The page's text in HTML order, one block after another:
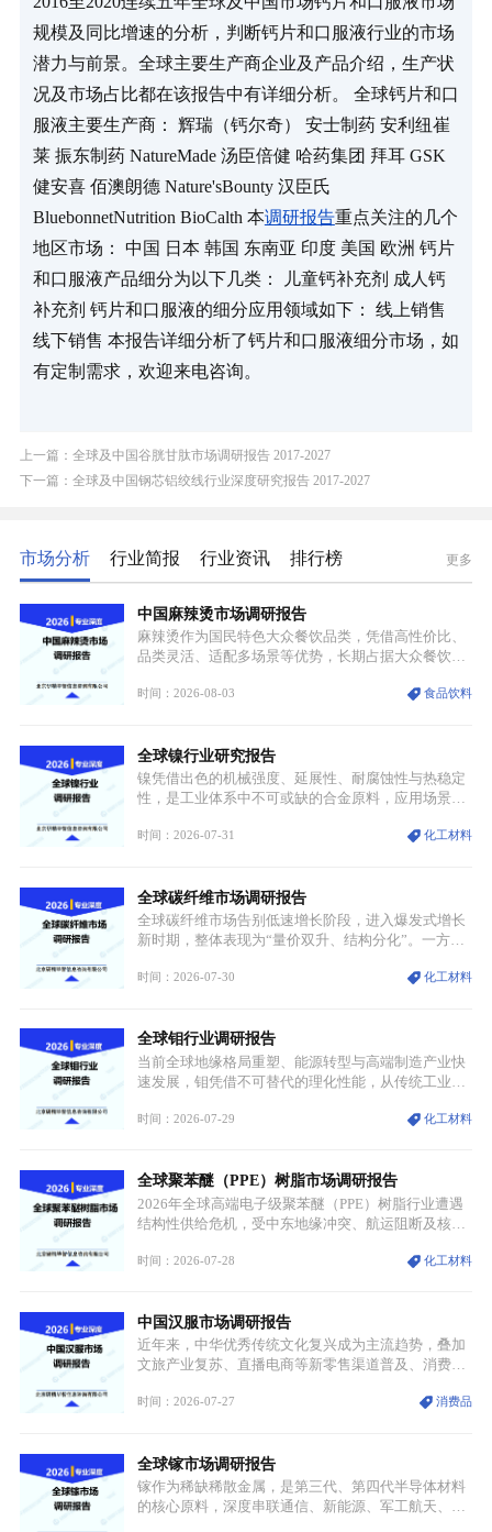
规模及同比增速的分析，判断钙片和口服液行业的市场
潜力与前景。全球主要生产商企业及产品介绍，生产状
况及市场占比都在该报告中有详细分析。 全球钙片和口
服液主要生产商： 辉瑞（钙尔奇） 安士制药 安利纽崔
莱 振东制药 NatureMade 汤臣倍健 哈药集团 拜耳 GSK
健安喜 佰澳朗德 Nature'sBounty 汉臣氏
BluebonnetNutrition BioCalth 本调研报告重点关注的几个
地区市场： 中国 日本 韩国 东南亚 印度 美国 欧洲 钙片
和口服液产品细分为以下几类： 儿童钙补充剂 成人钙
补充剂 钙片和口服液的细分应用领域如下： 线上销售
线下销售 本报告详细分析了钙片和口服液细分市场，如
有定制需求，欢迎来电咨询。
上一篇：全球及中国谷胱甘肽市场调研报告 2017-2027
下一篇：全球及中国钢芯铝绞线行业深度研究报告 2017-2027
市场分析 行业简报 行业资讯 排行榜 更多
中国麻辣烫市场调研报告
麻辣烫作为国民特色大众餐饮品类，凭借高性价比、
品类灵活、适配多场景等优势，长期占据大众餐饮重
型，叠加消费需求升级、线上流量变革、新零售业态
特点，在消费、创业、政策、技术多重驱动下，依旧
具备强劲的发展活力。
时间：2026-08-03 食品饮料
全球镍行业研究报告
镍凭借出色的机械强度、延展性、耐腐蚀性与热稳定
性，是工业体系中不可或缺的合金原料，应用场景横
用价值难以被替代。依托理化优势，镍被全球主要经
型为新能源核心战略矿产，全球产业形成“印尼掌控
资源与产能、中国主导消费与技术、工艺向低碳湿法
迭代、再生镍加速补位”的全新格局。
时间：2026-07-31 化工材料
全球碳纤维市场调研报告
全球碳纤维市场告别低速增长阶段，进入爆发式增长
新时期，整体表现为“量价双升、结构分化”。一方面
持续扩张；另一方面产品、需求、应用场景呈现明显
体规模扩张，高附加值领域与规模化工业应用形成两
大独立增长体系。
时间：2026-07-30 化工材料
全球钼行业调研报告
当前全球地缘格局重塑、能源转型与高端制造产业快
速发展，钼凭借不可替代的理化性能，从传统工业金
需格局重构、价值体系重估的新阶段。钼是典型难熔
贯穿传统工业、高端制造、军工、新能源等多个核心
产业，成为现代工业体系中不可或缺的基础材料。
时间：2026-07-29 化工材料
全球聚苯醚（PPE）树脂市场调研报告
2026年全球高端电子级聚苯醚（PPE）树脂行业遭遇
结构性供给危机，受中东地缘冲突、航运阻断及核心
停产，行业长期维持寡头垄断的供应链格局彻底瓦
价无市”的供给真空，并沿高频覆铜板、PCB电路板向
AI服务器、5G基站等高端电子终端持续传导，全产业
链生产、成本、交付均承受巨大压力。
时间：2026-07-28 化工材料
中国汉服市场调研报告
近年来，中华优秀传统文化复兴成为主流趋势，叠加
文旅产业复苏、直播电商等新零售渠道普及、消费群
服不再局限于传统节日、古风活动等小众场景，逐步
重要载体。同时，行业标准落地、生产技术升级、原
创设计能力提升，进一步夯实产业发展根基，吸引传
统服饰品牌、文旅企业等跨界入局，市场活力持续释
时间：2026-07-27 消费品
全球镓市场调研报告
镓作为稀缺稀散金属，是第三代、第四代半导体材料
的核心原料，深度串联通信、新能源、军工航天、光